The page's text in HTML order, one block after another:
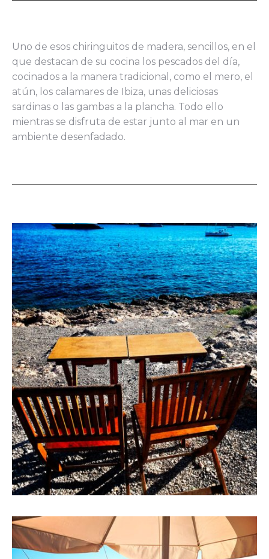
Uno de esos chiringuitos de madera, sencillos, en el
que destacan de su cocina los pescados del día,
cocinados a la manera tradicional, como el mero, el
atún, los calamares de Ibiza, unas deliciosas
sardinas o las gambas a la plancha. Todo ello
mientras se disfruta de estar junto al mar en un
ambiente desenfadado.